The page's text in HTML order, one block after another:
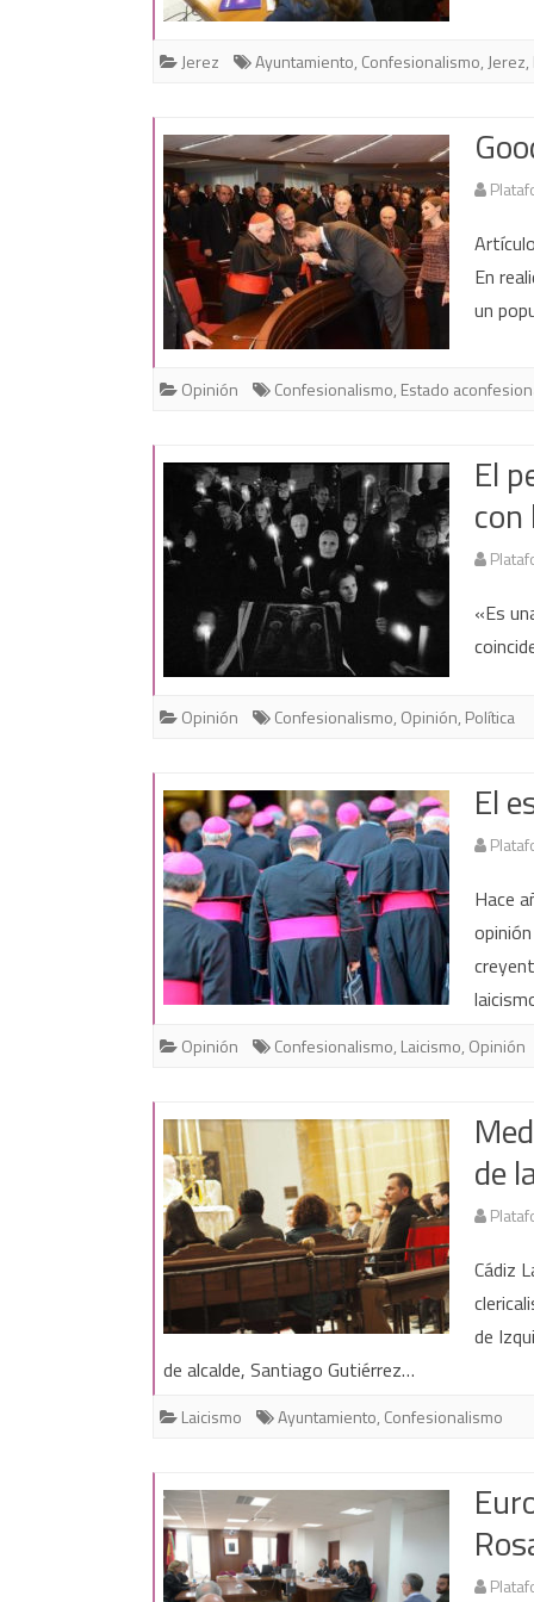
Jerez Ayuntamiento, Confesionalismo, Jerez,
En
un
Opinión Confesionalismo, Estado
El
«Es
Opinión Confesionalismo, Opinión, Política
El
Hace
Opinión Confesionalismo, Laicismo, Opinión
de
Cádiz
de
de alcalde, Santiago Gutiérrez…
Laicismo Ayuntamiento, Confesionalismo